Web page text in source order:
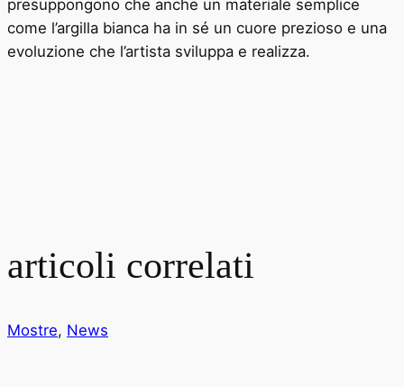
presuppongono che anche un materiale semplice
come l’argilla bianca ha in sé un cuore prezioso e una
evoluzione che l’artista sviluppa e realizza.
articoli correlati
Mostre, News